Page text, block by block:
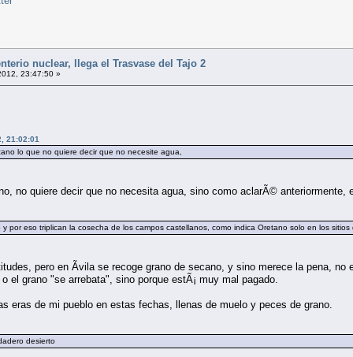
nuclear, llega el Trasvase del Tajo 2
23:47:50 »
21:02:01
lo que no quiere decir que no necesite agua,
no quiere decir que no necesita agua, sino como aclarÃ© anteriormente,
por eso triplican la cosecha de los campos castellanos, como indica Oretano solo en los
pero en Ãvila se recoge grano de secano, y sino merece la pena,
el grano "se arrebata", sino porque estÃ¡ muy mal pagado.
eras de mi pueblo en estas fechas, llenas de muelo y peces de grano.
desierto